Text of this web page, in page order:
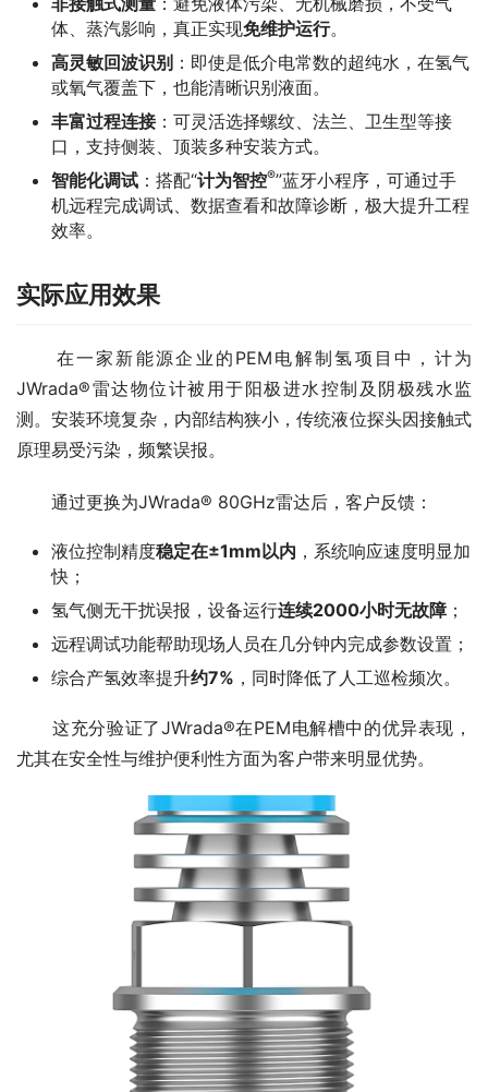
体、蒸汽影响，真正实现免维护运行。
高灵敏回波识别 ：即使是低介电常数的超纯水，在氢气
或氧气覆盖下，也能清晰识别液面。
丰富过程连接：可灵活选择螺纹、法兰、卫生型等接
口，支持侧装、顶装多种安装方式。
智能化调试 ：搭配“计为智控®”蓝牙小程序，可通过手
机远程完成调试、数据查看和故障诊断，极大提升工程
效率。
实际应用效果
在一家新能源企业的PEM电解制氢项目中，计为
JWrada®雷达物位计被用于阳极进水控制及阴极残水监
测。安装环境复杂，内部结构狭小，传统液位探头因接触式
原理易受污染，频繁误报。
通过更换为JWrada® 80GHz雷达后，客户反馈：
液位控制精度稳定在±1mm以内 ，系统响应速度明显加
快；
氢气侧无干扰误报，设备运行连续2000小时无故障；
远程调试功能帮助现场人员在几分钟内完成参数设置；
综合产氢效率提升约7% ，同时降低了人工巡检频次。
这充分验证了JWrada®在PEM电解槽中的优异表现，
尤其在安全性与维护便利性方面为客户带来明显优势。